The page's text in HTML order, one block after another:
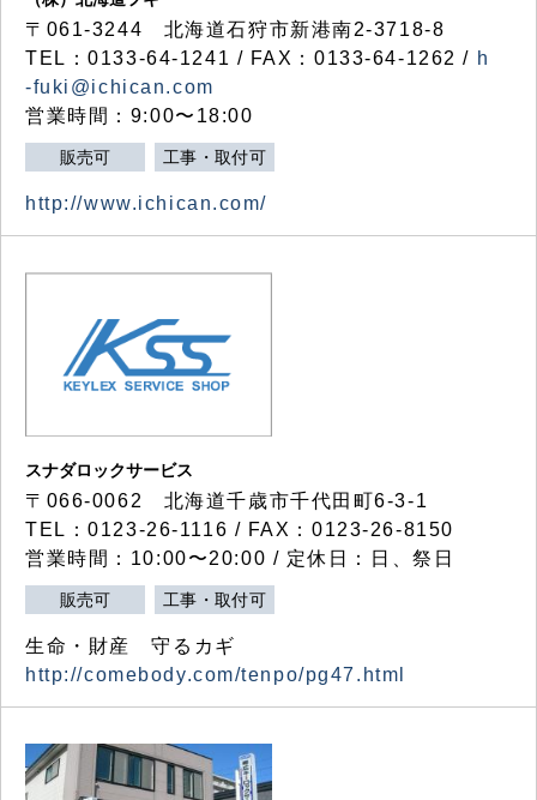
〒061-3244 北海道石狩市新港南2-3718-8
TEL：0133-64-1241 / FAX：0133-64-1262 / h
-fuki@ichican.com
営業時間：9:00〜18:00
販売可 工事・取付可
http://www.ichican.com/
スナダロックサービス
〒066-0062 北海道千歳市千代田町6-3-1
TEL：0123-26-1116 / FAX：0123-26-8150
営業時間：10:00〜20:00 / 定休日：日、祭日
販売可 工事・取付可
生命・財産 守るカギ
http://comebody.com/tenpo/pg47.html